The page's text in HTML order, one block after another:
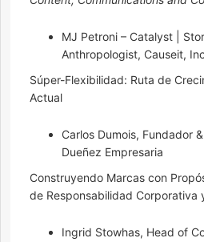
MJ Petroni – Catalyst |
Anthropologist, Causeit,
Súper-Flexibilidad: Ruta de
Actual
Carlos Dumois, Fundador
Dueñez Empresaria
Construyendo Marcas con
de Responsabilidad Corporativa
Ingrid Stowhas, Head of